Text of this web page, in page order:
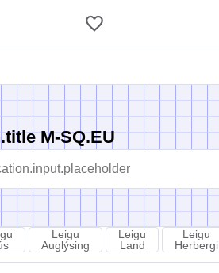
M-SQ.EU
Leigu
Auglýsing
Leigu
Land
Leigu
Herbergi